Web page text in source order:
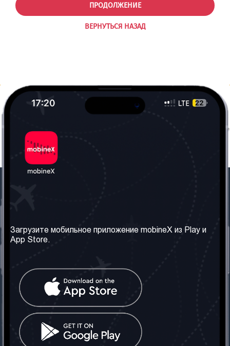
ВЕРНУТЬСЯ НАЗАД
ПРОДОЛЖЕНИЕ
Наши сервисы
Правила и Условия
Часто задаваемые
вопросы
Контакт
Грузия: Тбилиси
Телефон: +442030340050
Социальные сети
Загрузите мобильное приложение mobineX из Play и
App Store.